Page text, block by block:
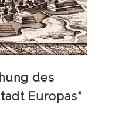
des
Europas“